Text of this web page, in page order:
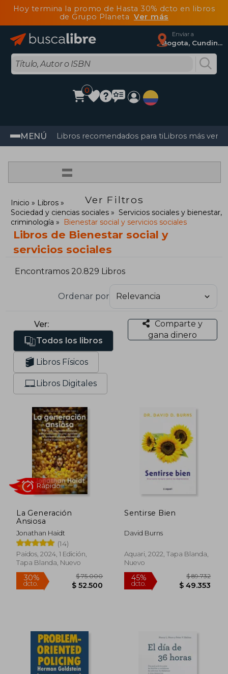
Hoy termina la promo de Hasta 30% dcto en libros
de Grupo Planeta Ver más
Enviar a
Bogota, Cundinamarca
0
MENÚ Libros recomendados para tiLibros más
=
Ver Filtros
Inicio
Libros
Sociedad y ciencias sociales
Servicios sociales y bienestar,
criminología
Bienestar social y servicios sociales
Libros de Bienestar social y
servicios sociales
Encontramos 20.829 Libros
Ordenar por
Ver:
Todos los libros
Libros Físicos
Libros Digitales
Comparte y
gana dinero
La Generación
Ansiosa
Jonathan Haidt
(14)
Paidos, 2024, 1 Edición,
Tapa Blanda, Nuevo
30%
dcto. $ 52.500
Rápido
Sentirse Bien
David Burns
Aquari, 2022, Tapa Blanda,
Nuevo
45%
dcto.